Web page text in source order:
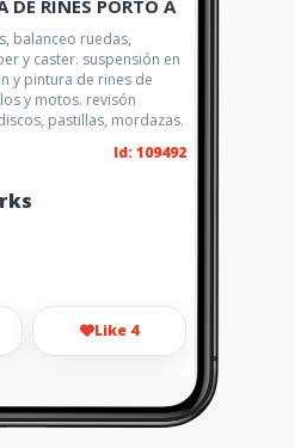
DE RINES PORTO A
balanceo ruedas,
y caster. suspensión en
y pintura de rines de
y motos. revisón
pastillas, mordazas.
Id: 109492
Like 4